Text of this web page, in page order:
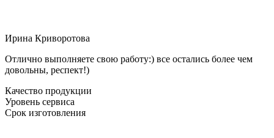
Ирина Криворотова
Отлично выполняете свою работу:) все остались более чем
довольны, респект!)
Качество продукции
Уровень сервиса
Срок изготовления